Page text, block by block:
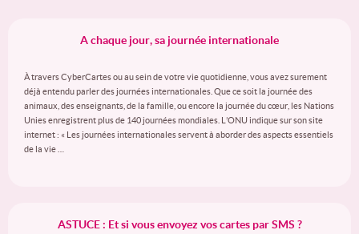
A chaque jour, sa journée internationale
À travers CyberCartes ou au sein de votre vie quotidienne, vous avez surement
déjà entendu parler des journées internationales. Que ce soit la journée des
animaux, des enseignants, de la famille, ou encore la journée du cœur, les Nations
Unies enregistrent plus de 140 journées mondiales. L’ONU indique sur son site
internet : « Les journées internationales servent à aborder des aspects essentiels
de la vie …
ASTUCE : Et si vous envoyez vos cartes par SMS ?